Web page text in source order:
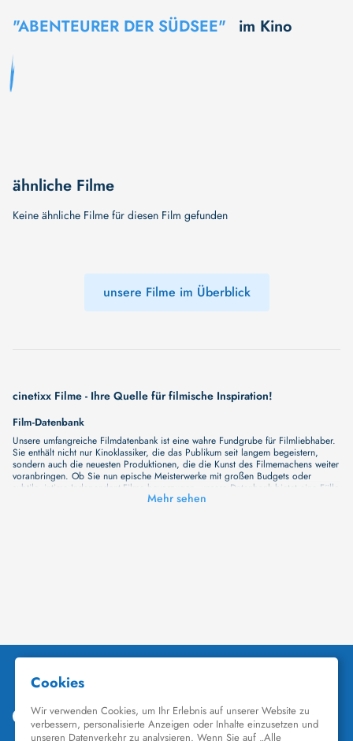
"ABENTEURER DER SÜDSEE" im Kino
ähnliche Filme
Keine ähnliche Filme für diesen Film gefunden
unsere Filme im Überblick
cinetixx Filme - Ihre Quelle für filmische Inspiration!
Film-Datenbank
Unsere umfangreiche Filmdatenbank ist eine wahre Fundgrube für Filmliebhaber.
Sie enthält nicht nur Kinoklassiker, die das Publikum seit langem begeistern,
sondern auch die neuesten Produktionen, die die Kunst des Filmemachens weiter
voranbringen. Ob Sie nun epische Meisterwerke mit großen Budgets oder
subtile, intime Independent-Filme bevorzugen, unsere Datenbank bietet eine Fülle
von Inhalten, die Ihr Herz und Ihren Geist berühren werden. Beim Durchstöbern
Kinematographie zu einer noch faszinierenderen Welt werden, die Sie erkunden
Schauspieler-Datenbank
wir Sie dazu ein, Informationen über Ihre Lieblingskünstler zu entdecken. Bei uns
finden Sie heraus, in welchen Filmen sie mitgewirkt haben, mit wem sie
gearbeitet haben und welche Rollen sie gespielt haben. Von den größten Stars
Mehr sehen